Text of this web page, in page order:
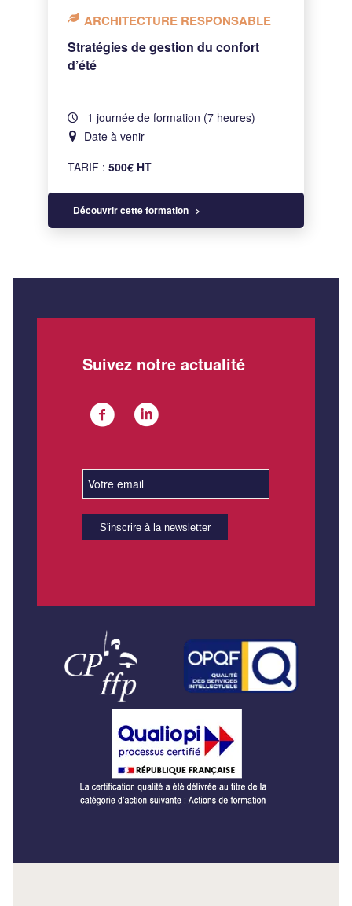
ARCHITECTURE RESPONSABLE
Stratégies de gestion du confort
d’été
1 journée de formation (7 heures)
Date à venir
TARIF :500€ HT
Découvrir cette formation
Suivez notre actualité